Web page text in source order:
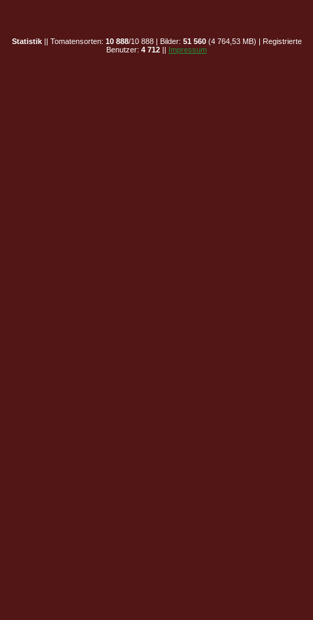
Statistik|| Tomatensorten: 10 888/10 888 | Bilder: 51 560(4 764,53 MB) | Registrierte
Benutzer: 4 712 || Impressum